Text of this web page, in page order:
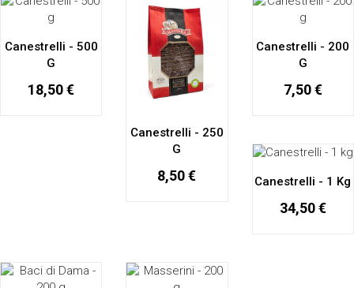
Canestrelli - 500
G
18,50 €
Canestrelli - 250
G
8,50 €
Canestrelli - 200
G
7,50 €
Canestrelli - 1 Kg
34,50 €